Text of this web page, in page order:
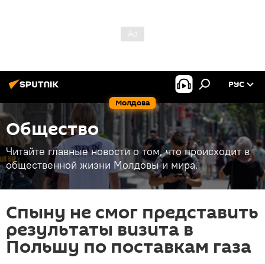
Молдова
РУС
Общество
Читайте главные новости о том, что происходит в
общественной жизни Молдовы и мира.
Спыну не смог представить
результаты визита в
Польшу по поставкам газа